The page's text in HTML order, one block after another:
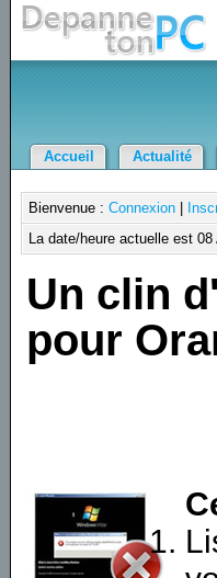
Accueil Actualité
Bienvenue :Connexion
La date/heure actuelle est
Un clin
pour